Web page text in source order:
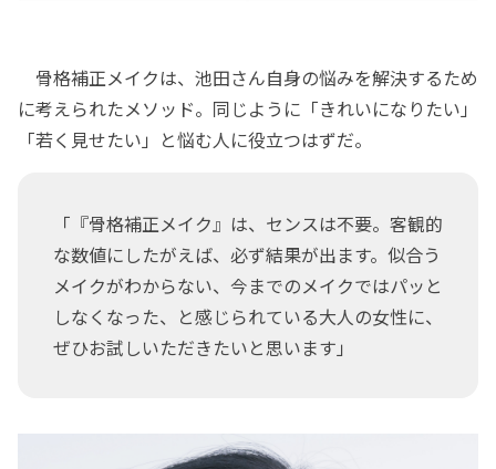
骨格補正メイクは、池田さん自身の悩みを解決するため
に考えられたメソッド。同じように「きれいになりたい」
「若く見せたい」と悩む人に役立つはずだ。
「『骨格補正メイク』は、センスは不要。客観的
な数値にしたがえば、必ず結果が出ます。似合う
メイクがわからない、今までのメイクではパッと
しなくなった、と感じられている大人の女性に、
ぜひお試しいただきたいと思います」